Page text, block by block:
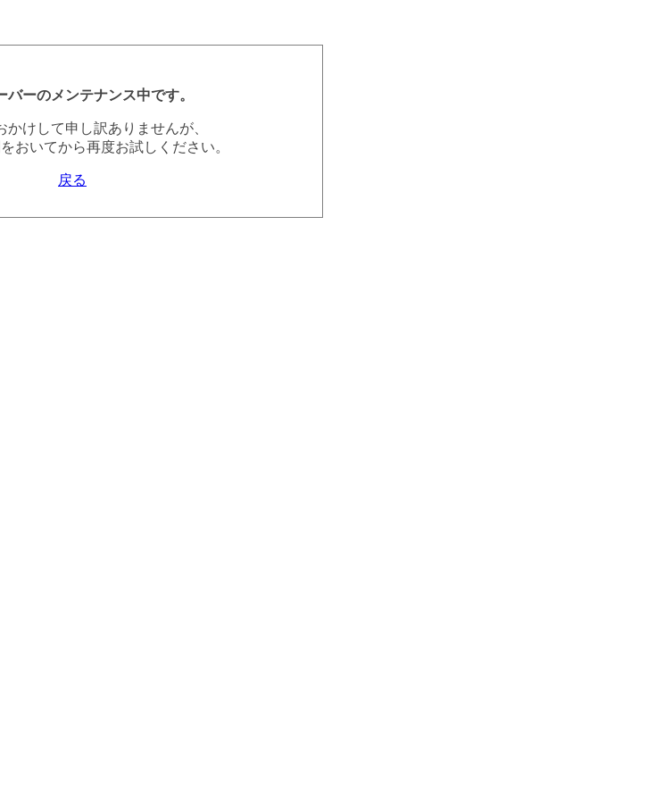
バーのメンテナンス中です。
かけして申し訳ありませんが、
おいてから再度お試しください。
戻る